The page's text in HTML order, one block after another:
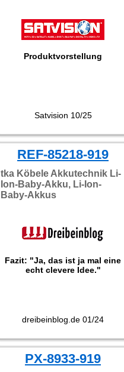
Produktvorstellung
Satvision 10/25
REF-85218-919
tka Köbele Akkutechnik Li-
Ion-Baby-Akku, Li-Ion-
Baby-Akkus
Fazit: "Ja, das ist ja mal eine
echt clevere Idee."
dreibeinblog.de 01/24
PX-8933-919